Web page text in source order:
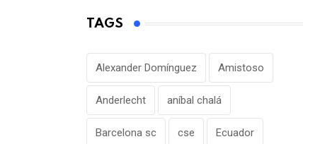
TAGS
Alexander Domínguez Amistoso
Anderlecht aníbal chalá
Barcelona sc cse Ecuador